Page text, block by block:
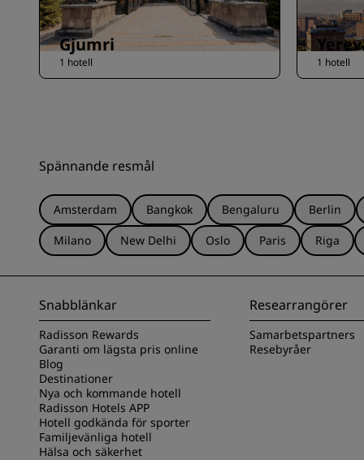
Gjumri
1 hotell 1 hotell
Spännande resmål
Amsterdam Bangkok Bengaluru
Berlin
Milano
New Delhi Oslo Paris Riga
Snabblänkar
Radisson Rewards
Garanti om lägsta pris online
Blog
Destinationer
Nya och kommande hotell
Radisson Hotels APP
Hotell godkända för sporter
Familjevänliga hotell
Hälsa och säkerhet
Researrangörer
Samarbetspartners
Resebyråer